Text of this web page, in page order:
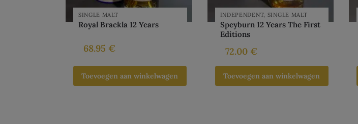
SINGLE MALT
Royal Brackla 12 Years
68.95 €
Toevoegen aan winkelwagen
INDEPENDENT, SINGLE MALT
Speyburn 12 Years The First
Editions
72.00 €
Toevoegen aan winkelwagen